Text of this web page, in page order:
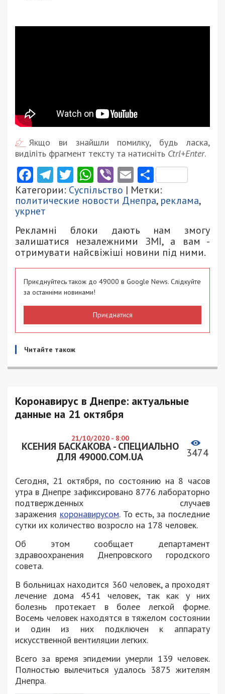
Якщо ви знайшли помилку, будь ласка,
виділіть фрагмент тексту та натисніть Ctrl+Enter.
Facebook
Telegram
Twitter
WhatsApp
ViberEmail
Категории: Суспільство | Метки:
политические новости Днепра, реклама,
укрнет
Рекламні блоки дають нам змогу
залишатися незалежними ЗМІ, а вам -
отримувати найсвіжіші новини під ними.
Приєднуйтесь також до 49000 в Google News. Слідкуйте
за останніми новинами!
Приєднатися
Читайте також
Коронавирус в Днепре: актуальные
данные на 21 октября
21/10/2020 - 8:00
КСЕНИЯ БАСКАКОВА - СПЕЦИАЛЬНО
ДЛЯ 49000.COM.UA
3474
Сегодня, 21 октября, по состоянию на 8 часов
утра в Днепре зафиксировано 8776 лабораторно
подтвержденных случаев
заражения коронавирусом. То есть, за последние
сутки их количество возросло на 178 человек.
Об этом сообщает департамент
здравоохранения Днепровского городского
совета.
В больницах находится 360 человек, а проходят
лечение дома 4541 человек, так как у них
болезнь протекает в более легкой форме.
Восемь человек находятся в тяжелом состоянии
и один из них подключен к аппарату
искусственной вентиляции легких.
Всего за время эпидемии умерли 139 человек.
Полностью вылечиться удалось 3875 жителям
Днепра.